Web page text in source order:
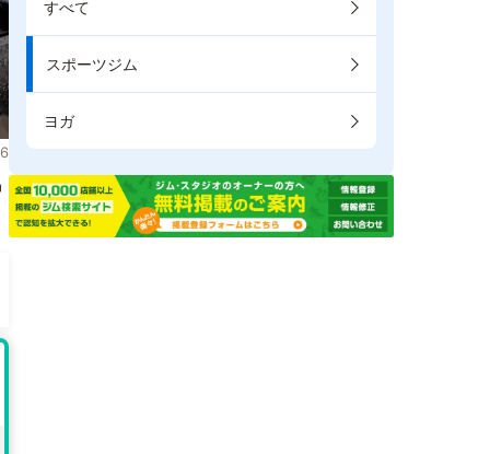
すべて
スポーツジム
ヨガ